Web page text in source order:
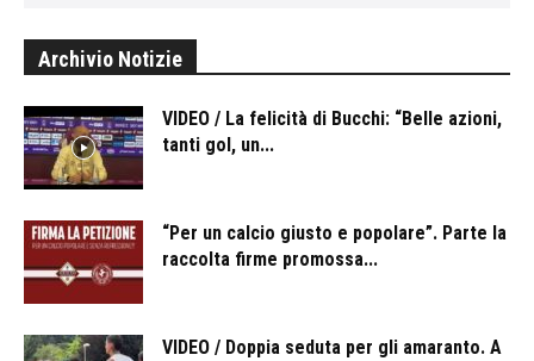
Archivio Notizie
VIDEO / La felicità di Bucchi: “Belle azioni,
tanti gol, un...
“Per un calcio giusto e popolare”. Parte la
raccolta firme promossa...
VIDEO / Doppia seduta per gli amaranto. A